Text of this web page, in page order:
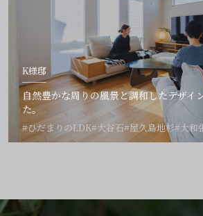
K様邸
自然豊かな周りの風景と調和したデザイ
た。
#ひだまりのLDK#大谷石#屋久島地杉#大和